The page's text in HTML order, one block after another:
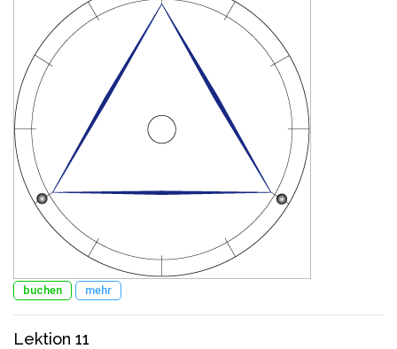
buchen mehr
Lektion 11